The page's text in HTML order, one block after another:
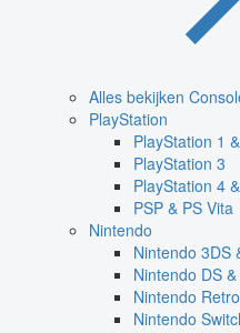
Alles bekijken
PlayStation
PlayStation 1
PlayStation 3
PlayStation 4
PSP & PS Vita
Nintendo
Nintendo 3DS
Nintendo DS
Nintendo Retro
Nintendo